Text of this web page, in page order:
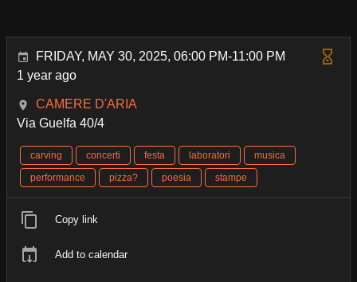
FRIDAY, MAY 30, 2025, 06:00 PM-11:00 PM
1 year ago
CAMERE D'ARIA
Via Guelfa 40/4
carving concerti festa laboratori
musica
performance
pizza? poesia stampe
Copy link
Add to calendar